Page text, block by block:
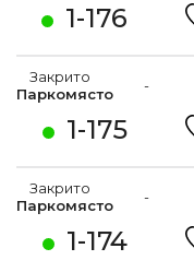
1-176
1-175
Закрито
Паркомясто
-
1-174
Закрито
Паркомясто
-